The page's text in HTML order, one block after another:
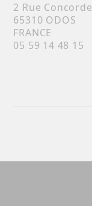
2 Rue Concorde
65310 ODOS
FRANCE
05 59 14 48 15